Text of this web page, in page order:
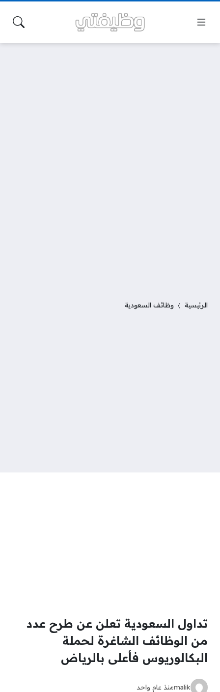
الرئيسية وظائف السعودية
تداول السعودية تعلن عن طرح عدد
من الوظائف الشاغرة لحملة
البكالوريوس فأعلى بالرياض
malikمنذ عام واحد